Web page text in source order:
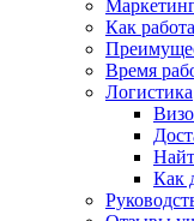
Как
Время
Логистика
Как